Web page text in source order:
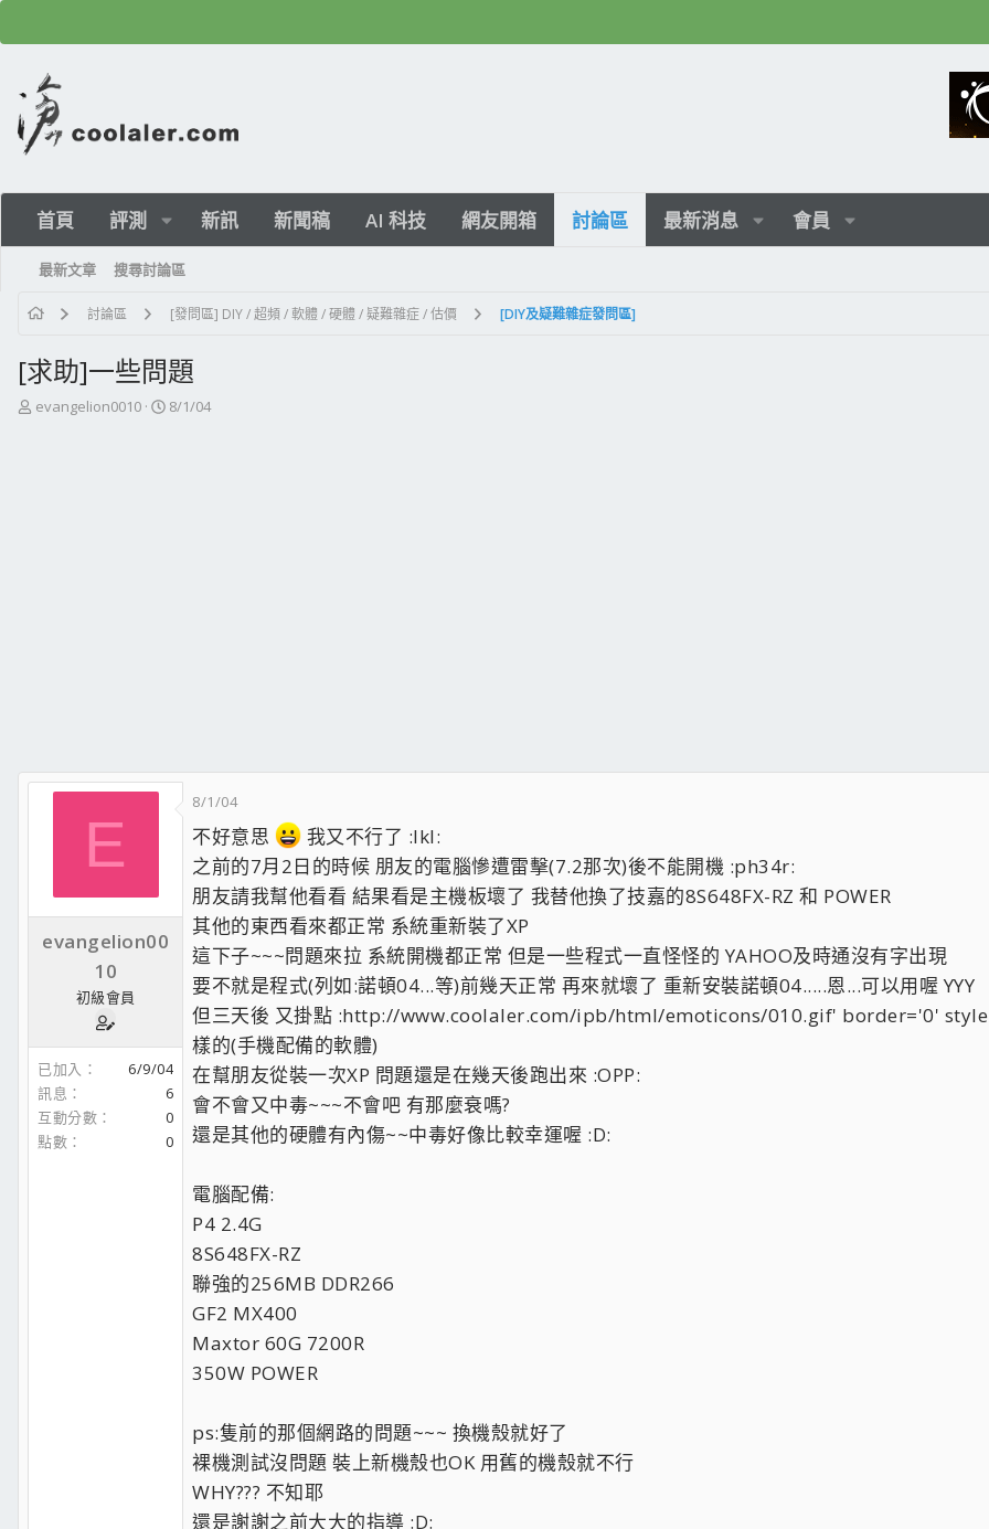
首頁 評測 新訊 新聞稿 AI 科技 網友開箱 討論區 最新消息 會員
最新文章 搜尋討論區
討論區 [發問區] DIY / 超頻 / 軟體 / 硬體 / 疑難雜症 / 估價 [DIY及疑難雜症發問區]
[求助]一些問題
主
evangelion0010
開
8/1/04
E
evangelion00
10
初級會員
已加入
6/9/04
訊息
6
互動分數
0
點數
0
8/1/04
不好意思
我又不行了 :lkl:
之前的7月2日的時候 朋友的電腦慘遭雷擊(7.2那次)後不能開機 :ph34r:
朋友請我幫他看看 結果看是主機板壞了 我替他換了技嘉的8S648FX-RZ 和 POWER
其他的東西看來都正常 系統重新裝了XP
這下子~~~問題來拉 系統開機都正常 但是一些程式一直怪怪的 YAHOO及時通沒有字出現
要不就是程式(列如:諾頓04...等)前幾天正常 再來就壞了 重新安裝諾頓04.....恩...可以用喔 YYY
但三天後 又掛點 :http://www.coolaler.com/ipb/html/emoticons/010.gif' border='0'
樣的(手機配備的軟體)
在幫朋友從裝一次XP 問題還是在幾天後跑出來 :OPP:
會不會又中毒~~~不會吧 有那麼衰嗎?
還是其他的硬體有內傷~~中毒好像比較幸運喔 :D:
電腦配備:
P4 2.4G
8S648FX-RZ
聯強的256MB DDR266
GF2 MX400
Maxtor 60G 7200R
350W POWER
ps:隻前的那個網路的問題~~~ 換機殼就好了
裸機測試沒問題 裝上新機殼也OK 用舊的機殼就不行
WHY??? 不知耶
還是謝謝之前大大的指導 :D: